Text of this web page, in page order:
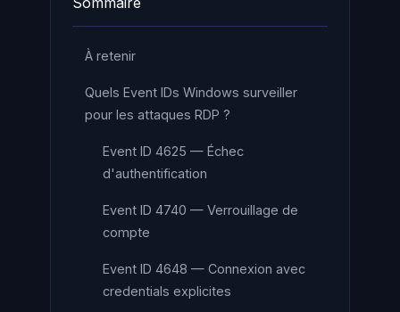
À retenir
Quels Event IDs Windows surveiller
pour les attaques RDP ?
Event ID 4625 — Échec
d'authentification
Event ID 4740 — Verrouillage de
compte
Event ID 4648 — Connexion avec
credentials explicites